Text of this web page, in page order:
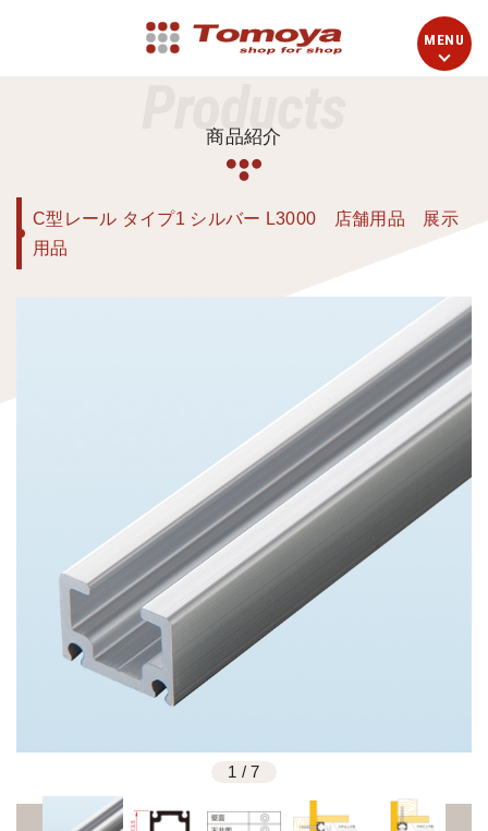
Products
商品紹介
C型レール タイプ1 シルバー L3000 店舗用品 展示
用品
1 /7